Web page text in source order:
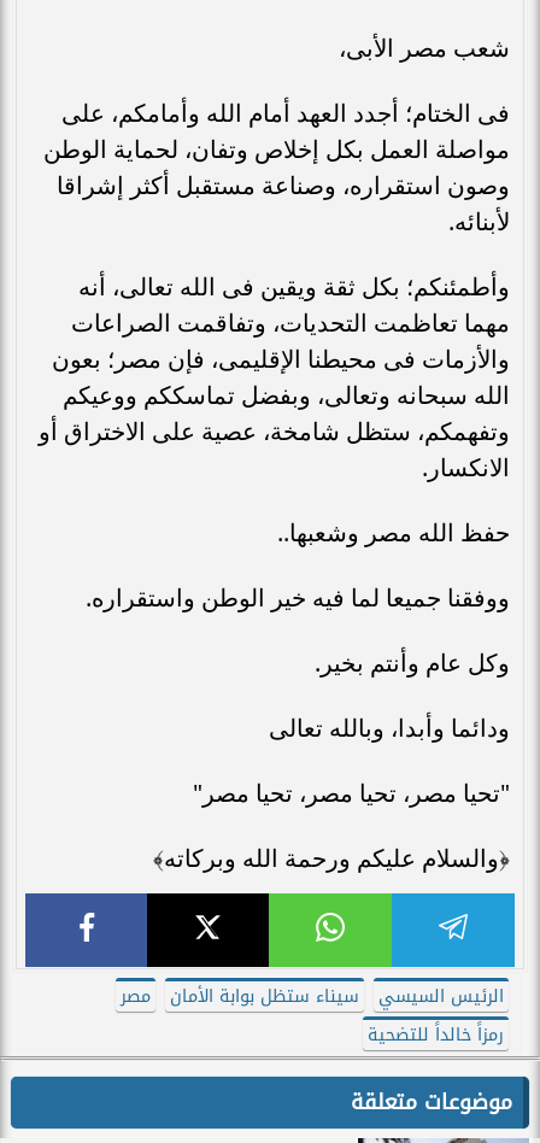
شعب مصر الأبى،
فى الختام؛ أجدد العهد أمام الله وأمامكم، على
مواصلة العمل بكل إخلاص وتفان، لحماية الوطن
وصون استقراره، وصناعة مستقبل أكثر إشراقا
لأبنائه.
وأطمئنكم؛ بكل ثقة ويقين فى الله تعالى، أنه
مهما تعاظمت التحديات، وتفاقمت الصراعات
والأزمات فى محيطنا الإقليمى، فإن مصر؛ بعون
الله سبحانه وتعالى، وبفضل تماسككم ووعيكم
وتفهمكم، ستظل شامخة، عصية على الاختراق أو
الانكسار.
حفظ الله مصر وشعبها..
ووفقنا جميعا لما فيه خير الوطن واستقراره.
وكل عام وأنتم بخير.
ودائما وأبدا، وبالله تعالى
"تحيا مصر، تحيا مصر، تحيا مصر"
﴿والسلام عليكم ورحمة الله وبركاته﴾
الرئيس السيسي سيناء ستظل بوابة الأمان
مصر
رمزاً خالداً للتضحية
موضوعات متعلقة